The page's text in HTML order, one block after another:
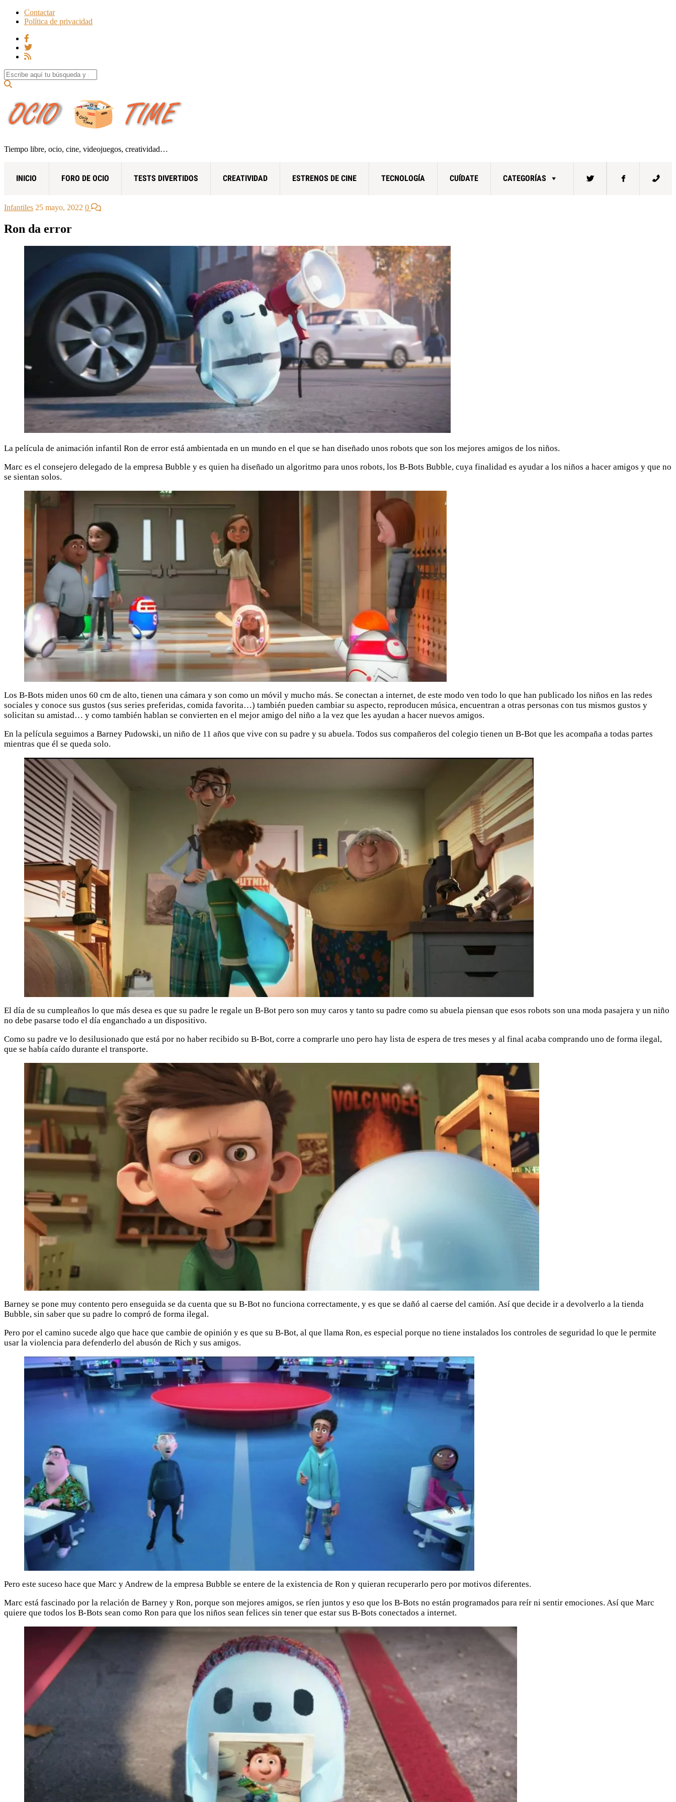
Contactar
Política de privacidad
Search for:
Tiempo libre, ocio, cine, videojuegos, creatividad…
INICIO FORO DE OCIO TESTS DIVERTIDOS CREATIVIDAD ESTRENOS DE CINE TECNOLOGÍA CUÍDATE CATEGORÍAS
Infantiles 25 mayo, 2022 0
Ron da error
La película de animación infantil Ron de error está ambientada en un mundo en el que se han diseñado unos robots que son los mejores amigos de los niños.
Marc es el consejero delegado de la empresa Bubble y es quien ha diseñado un algoritmo para unos robots, los B-Bots Bubble, cuya finalidad es ayudar a los niños a hacer amigos y que no
se sientan solos.
Los B-Bots miden unos 60 cm de alto, tienen una cámara y son como un móvil y mucho más. Se conectan a internet, de este modo ven todo lo que han publicado los niños en las redes
sociales y conoce sus gustos (sus series preferidas, comida favorita…) también pueden cambiar su aspecto, reproducen música, encuentran a otras personas con tus mismos gustos y
solicitan su amistad… y como también hablan se convierten en el mejor amigo del niño a la vez que les ayudan a hacer nuevos amigos.
En la película seguimos a Barney Pudowski, un niño de 11 años que vive con su padre y su abuela. Todos sus compañeros del colegio tienen un B-Bot que les acompaña a todas partes
mientras que él se queda solo.
El día de su cumpleaños lo que más desea es que su padre le regale un B-Bot pero son muy caros y tanto su padre como su abuela piensan que esos robots son una moda pasajera y un niño
no debe pasarse todo el día enganchado a un dispositivo.
Como su padre ve lo desilusionado que está por no haber recibido su B-Bot, corre a comprarle uno pero hay lista de espera de tres meses y al final acaba comprando uno de forma ilegal,
que se había caído durante el transporte.
Barney se pone muy contento pero enseguida se da cuenta que su B-Bot no funciona correctamente, y es que se dañó al caerse del camión. Así que decide ir a devolverlo a la tienda
Bubble, sin saber que su padre lo compró de forma ilegal.
Pero por el camino sucede algo que hace que cambie de opinión y es que su B-Bot, al que llama Ron, es especial porque no tiene instalados los controles de seguridad lo que le permite
usar la violencia para defenderlo del abusón de Rich y sus amigos.
Pero este suceso hace que Marc y Andrew de la empresa Bubble se entere de la existencia de Ron y quieran recuperarlo pero por motivos diferentes.
Marc está fascinado por la relación de Barney y Ron, porque son mejores amigos, se ríen juntos y eso que los B-Bots no están programados para reír ni sentir emociones. Así que Marc
quiere que todos los B-Bots sean como Ron para que los niños sean felices sin tener que estar sus B-Bots conectados a internet.